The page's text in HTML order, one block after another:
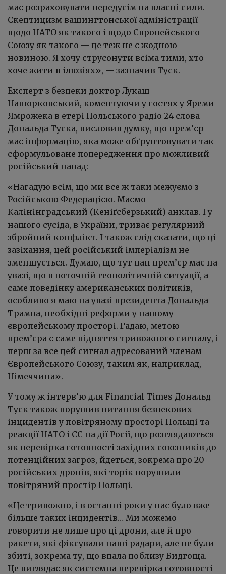
має розраховувати передусім на власні сили.
Скептицизм вашингтонської адміністрації
щодо НАТО як такого і щодо Європейського
Союзу як такого — це теж не є жодною
новиною. Я хочу струсонути всіма тими, хто
хоче жити в ілюзіях», — зазначив Туск.
Експерт з безпеки доктор Лукаш
Напюрковський, коментуючи у гостях у Яреми
Ямрожека в етері Польського радіо 24 слова
Дональда Туска, висловив думку, що прем’єр
має інформацію, яка може обґрунтовувати так
сформульоване попередження про можливий
російський напад:
«Нагадую всім, що ми все ж таки межуємо з
Російською Федерацією. Маємо
Калінінградський (Кеніґсберзький) анклав. І у
нашого сусіда, в України, триває регулярний
збройний конфлікт. І також слід сказати, що ці
зазіхання, цей російський імперіалізм не
зменшується. Думаю, що тут пан прем’єр має на
увазі, що в поточній геополітичній ситуації, а
саме поведінку американських політиків,
особливо я маю на увазі президента Дональда
Трампа, необхідні реформи у нашому
європейському просторі. Гадаю, метою
прем’єра є саме підняття тривожного сигналу, і
перш за все цей сигнал адресований членам
Європейського Союзу, таким як, наприклад,
Німеччина».
У тому ж інтерв’ю для Financial Times Дональд
Туск також порушив питання безпекових
інцидентів у повітряному просторі Польщі та
реакції НАТО і ЄС на дії Росії, що розглядаються
як перевірка готовності західних союзників до
потенційних загроз, йдеться, зокрема про 20
російських дронів, які торік порушили
повітряний простір Польщі.
«Це тривожно, і в останні роки у нас було вже
більше таких інцидентів… Ми можемо
говорити не лише про ці дрони, але й про
ракети, які фіксували наші радари, але не були
збиті, зокрема ту, що впала поблизу Бидгоща.
Це виглядає як системна перевірка готовності